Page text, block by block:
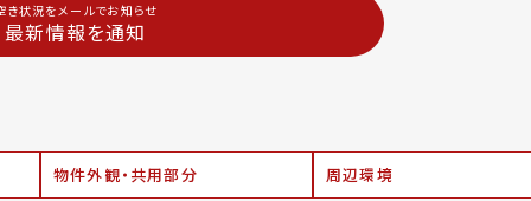
き状況をメールでお知らせ
最新情報を通知
物件外観・共用部分 周辺環境